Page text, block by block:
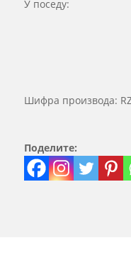
У поседу:
Шифра производа:
Поделите: